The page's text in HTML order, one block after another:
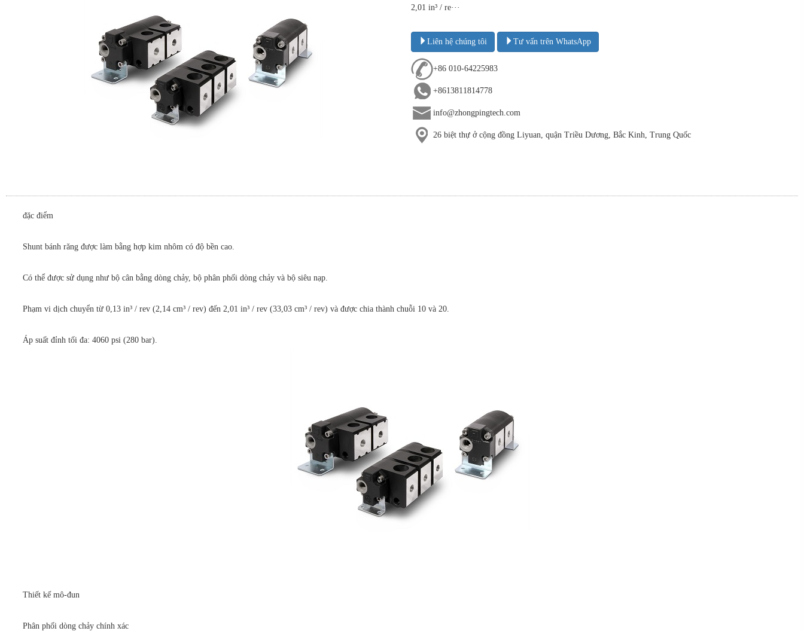
2,01 in³ / re···
Liên hệ chúng tôi Tư vấn trên WhatsApp
+86 010-64225983
+8613811814778
info@zhongpingtech.com
26 biệt thự ở cộng đồng Liyuan, quận Triều Dương, Bắc Kinh, Trung Quốc
đặc điểm
Shunt bánh răng được làm bằng hợp kim nhôm có độ bền cao.
Có thể được sử dụng như bộ cân bằng dòng chảy, bộ phân phối dòng chảy và bộ siêu nạp.
Phạm vi dịch chuyển từ 0,13 in³ / rev (2,14 cm³ / rev) đến 2,01 in³ / rev (33,03 cm³ / rev) và được chia thành chuỗi 10 và 20.
Áp suất đỉnh tối đa: 4060 psi (280 bar).
Thiết kế mô-đun
Phân phối dòng chảy chính xác